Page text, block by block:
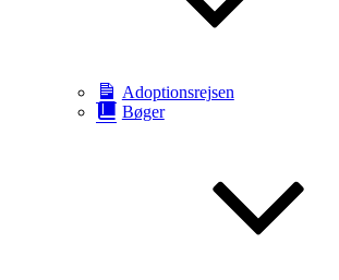
Adoptionsrejsen
Bøger